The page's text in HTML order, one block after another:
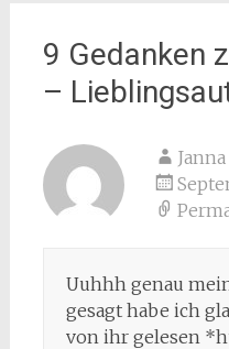
9 Gedanken
–
Uuhhh genau
gesagt habe ich
von ihr gelesen